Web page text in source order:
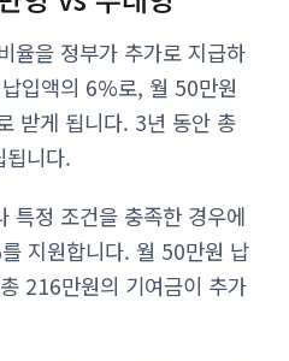
율을 정부가 추가로 지급하
입액의 6%로, 월 50만원
받게 됩니다. 3년 동안 총
니다.
특정 조건을 충족한 경우에
지원합니다. 월 50만원 납
216만원의 기여금이 추가